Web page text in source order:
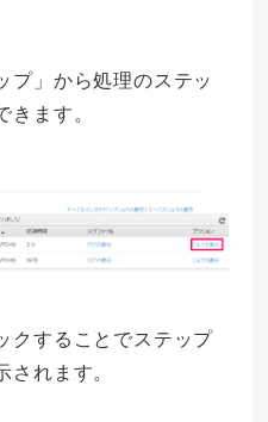
プ」から処理のステッ
ます。
クすることでステップ
れます。